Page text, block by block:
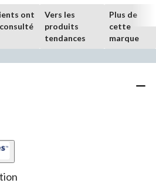
ont
Vers les
produits
tendances
Plus de
cette
marque